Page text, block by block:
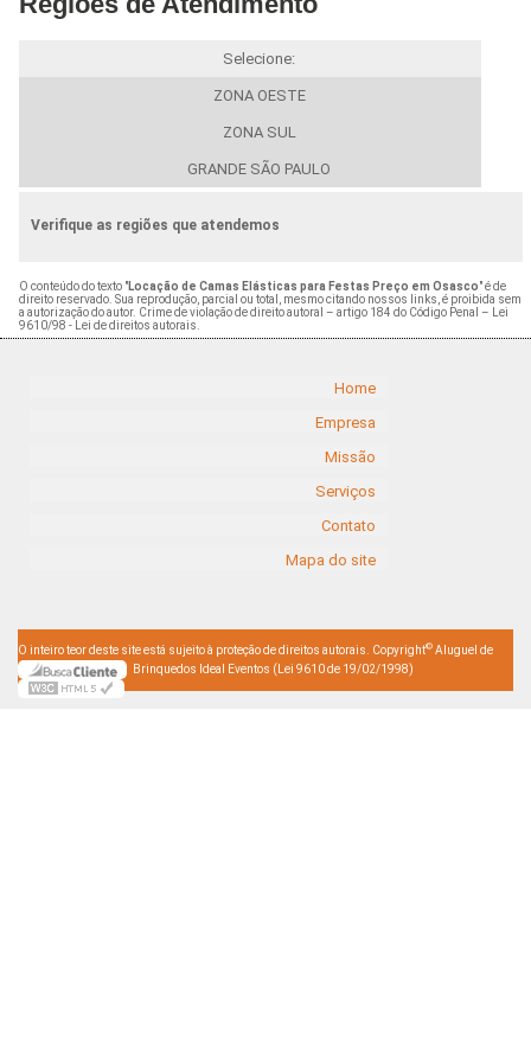
Selecione:
ZONA OESTE
ZONA SUL
GRANDE SÃO PAULO
Verifique as regiões que atendemos
O conteúdo do texto "Locação de Camas Elásticas para Festas Preço em Osasco" é de
direito reservado. Sua reprodução, parcial ou total, mesmo citando nossos links, é proibida sem
a autorização do autor. Crime de violação de direito autoral – artigo 184 do Código Penal –
Lei
9610/98 - Lei de direitos autorais
Home
Empresa
Missão
Serviços
Contato
Mapa do site
O inteiro teor deste site está sujeito à proteção de direitos autorais. Copyright© Aluguel de
Brinquedos Ideal Eventos (Lei 9610 de 19/02/1998)